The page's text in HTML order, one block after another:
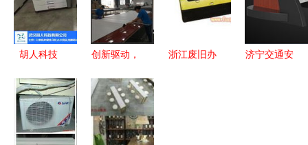
式探析
机
的全链条服
胡人科技
备专家，提
供高效复印
机维修与在
创新驱动，
迅鑫以科技
之光重塑办
公照明新体
浙江废旧办
济宁交通安